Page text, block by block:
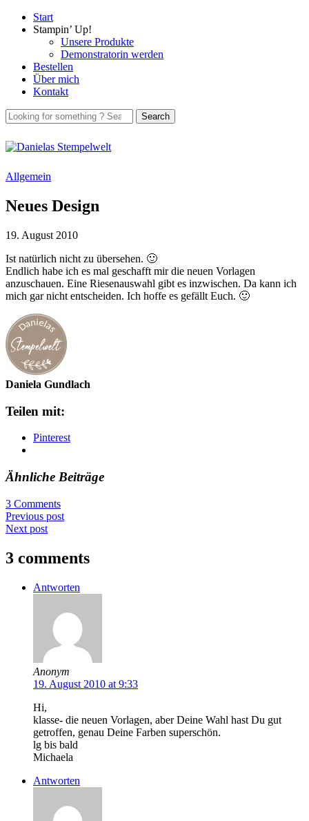
Start
Stampin’ Up!
Unsere Produkte
Demonstratorin werden
Bestellen
Über mich
Kontakt
Allgemein
Neues Design
19. August 2010
Ist natürlich nicht zu übersehen. 🙂
Endlich habe ich es mal geschafft mir die neuen Vorlagen
anzuschauen. Eine Riesenauswahl gibt es inzwischen. Da kann ich
mich gar nicht entscheiden. Ich hoffe es gefällt Euch. 🙂
Daniela Gundlach
Teilen mit:
Pinterest
Ähnliche Beiträge
3 Comments
Previous post
Next post
3 comments
Antworten
Anonym
19. August 2010 at 9:33
Hi,
klasse- die neuen Vorlagen, aber Deine Wahl hast Du gut
getroffen, genau Deine Farben superschön.
lg bis bald
Michaela
Antworten